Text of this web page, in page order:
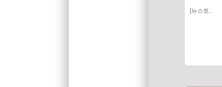
[뉴스토..